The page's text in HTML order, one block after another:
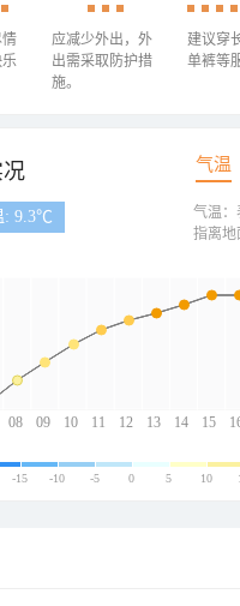
应减少外出，外
出需采取防护措
施。
建议穿
单裤等
气温
: 9.3℃
08 09 10 11 12 13 14 15
气温：
指离地
-15 -10 -5 0 5 10